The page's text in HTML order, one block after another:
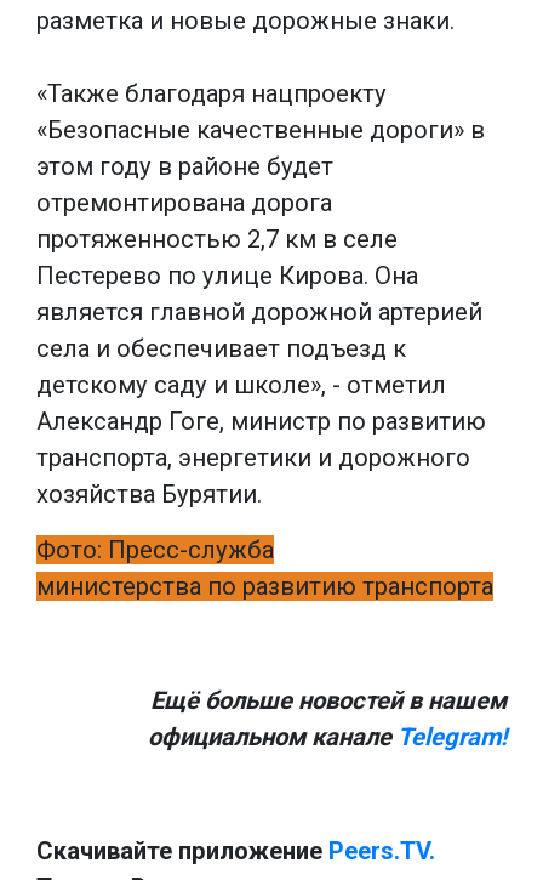
разметка и новые дорожные знаки.
«Также благодаря нацпроекту
«Безопасные качественные дороги» в
этом году в районе будет
отремонтирована дорога
протяженностью 2,7 км в селе
Пестерево по улице Кирова. Она
является главной дорожной артерией
села и обеспечивает подъезд к
детскому саду и школе», - отметил
Александр Гоге, министр по развитию
транспорта, энергетики и дорожного
хозяйства Бурятии.
Фото: Пресс-служба
министерства по развитию транспорта
Ещё больше новостей в нашем
официальном канале Telegram!
Скачивайте приложение Peers.TV.